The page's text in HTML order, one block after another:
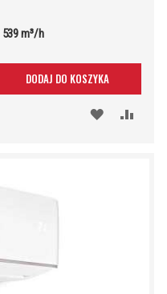
539 m³/h
DODAJ DO KOSZYKA
DODAJ